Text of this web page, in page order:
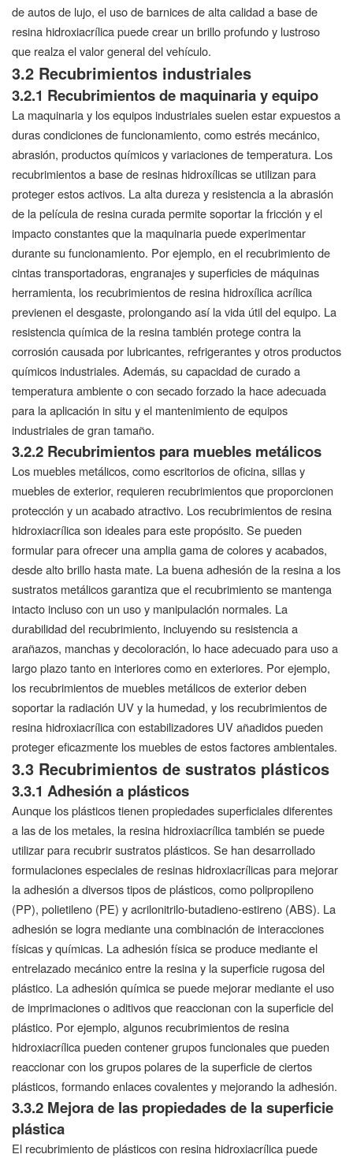
de autos de lujo, el uso de barnices de alta calidad a base de
resina hidroxiacrílica puede crear un brillo profundo y lustroso
que realza el valor general del vehículo.
3.2 Recubrimientos industriales
3.2.1 Recubrimientos de maquinaria y equipo
La maquinaria y los equipos industriales suelen estar expuestos a
duras condiciones de funcionamiento, como estrés mecánico,
abrasión, productos químicos y variaciones de temperatura. Los
recubrimientos a base de resinas hidroxílicas se utilizan para
proteger estos activos. La alta dureza y resistencia a la abrasión
de la película de resina curada permite soportar la fricción y el
impacto constantes que la maquinaria puede experimentar
durante su funcionamiento. Por ejemplo, en el recubrimiento de
cintas transportadoras, engranajes y superficies de máquinas
herramienta, los recubrimientos de resina hidroxílica acrílica
previenen el desgaste, prolongando así la vida útil del equipo. La
resistencia química de la resina también protege contra la
corrosión causada por lubricantes, refrigerantes y otros productos
químicos industriales. Además, su capacidad de curado a
temperatura ambiente o con secado forzado la hace adecuada
para la aplicación in situ y el mantenimiento de equipos
industriales de gran tamaño.
3.2.2 Recubrimientos para muebles metálicos
Los muebles metálicos, como escritorios de oficina, sillas y
muebles de exterior, requieren recubrimientos que proporcionen
protección y un acabado atractivo. Los recubrimientos de resina
hidroxiacrílica son ideales para este propósito. Se pueden
formular para ofrecer una amplia gama de colores y acabados,
desde alto brillo hasta mate. La buena adhesión de la resina a los
sustratos metálicos garantiza que el recubrimiento se mantenga
intacto incluso con un uso y manipulación normales. La
durabilidad del recubrimiento, incluyendo su resistencia a
arañazos, manchas y decoloración, lo hace adecuado para uso a
largo plazo tanto en interiores como en exteriores. Por ejemplo,
los recubrimientos de muebles metálicos de exterior deben
soportar la radiación UV y la humedad, y los recubrimientos de
resina hidroxiacrílica con estabilizadores UV añadidos pueden
proteger eficazmente los muebles de estos factores ambientales.
3.3 Recubrimientos de sustratos plásticos
3.3.1 Adhesión a plásticos
Aunque los plásticos tienen propiedades superficiales diferentes
a las de los metales, la resina hidroxiacrílica también se puede
utilizar para recubrir sustratos plásticos. Se han desarrollado
formulaciones especiales de resinas hidroxiacrílicas para mejorar
la adhesión a diversos tipos de plásticos, como polipropileno
(PP), polietileno (PE) y acrilonitrilo-butadieno-estireno (ABS). La
adhesión se logra mediante una combinación de interacciones
físicas y químicas. La adhesión física se produce mediante el
entrelazado mecánico entre la resina y la superficie rugosa del
plástico. La adhesión química se puede mejorar mediante el uso
de imprimaciones o aditivos que reaccionan con la superficie del
plástico. Por ejemplo, algunos recubrimientos de resina
hidroxiacrílica pueden contener grupos funcionales que pueden
reaccionar con los grupos polares de la superficie de ciertos
plásticos, formando enlaces covalentes y mejorando la adhesión.
3.3.2 Mejora de las propiedades de la superficie
plástica
El recubrimiento de plásticos con resina hidroxiacrílica puede